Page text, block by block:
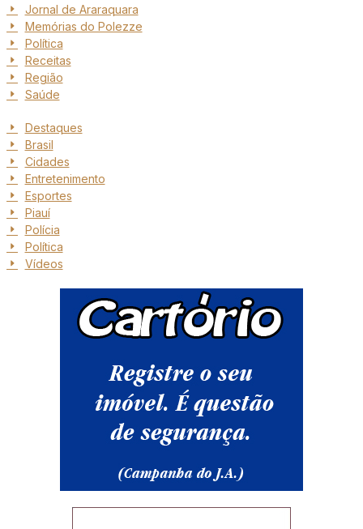
Jornal de Araraquara
Memórias do Polezze
Política
Receitas
Região
Saúde
Destaques
Brasil
Cidades
Entretenimento
Esportes
Piauí
Polícia
Política
Vídeos